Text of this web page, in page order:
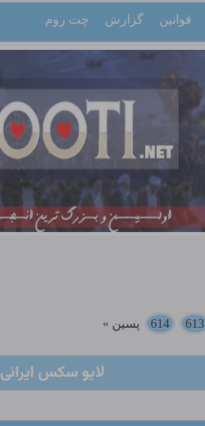
قوانین گزارش چت روم
613
614 پسین »
لایو سکس ایرانی